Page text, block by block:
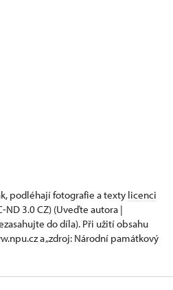
podléhají fotografie a texty licenci
ND 3.0 CZ) (Uveďte autora |
do díla). Při užití obsahu
a „zdroj: Národní památkový